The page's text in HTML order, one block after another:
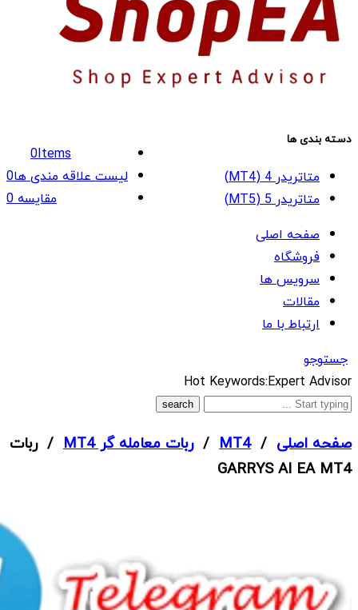
0Items
لیست علاقه مندی ها0
مقایسه0
دسته بندی ها
متاتریدر 4 (MT4)
متاتریدر 5 (MT5)
صفحه اصلی
فروشگاه
سرویس ها
مقالات
ارتباط با ما
جستوجو
What
are
looking
for?
Hot Keywords:Expert Advisor
صفحه اصلی /
MT4
/ربات معامله گر MT4
/ ربات
GARRYS AI EA MT4